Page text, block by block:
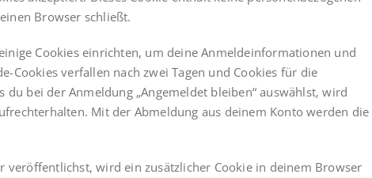
Browser schließt.
Cookies einrichten, um deine Anmeldeinformationen und
Cookies verfallen nach zwei Tagen und Cookies für die
du bei der Anmeldung „Angemeldet bleiben“ auswählst, wird
Mit der Abmeldung aus deinem Konto werden die
veröffentlichst, wird ein zusätzlicher Cookie in deinem Browser